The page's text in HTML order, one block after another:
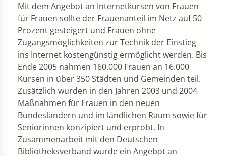
Mit dem Angebot an Internetkursen von Frauen
für Frauen sollte der Frauenanteil im Netz auf 50
Prozent gesteigert und Frauen ohne
Zugangsmöglichkeiten zur Technik der Einstieg
ins Internet kostengünstig ermöglicht werden. Bis
Ende 2005 nahmen 160.000 Frauen an 16.000
Kursen in über 350 Städten und Gemeinden teil.
Zusätzlich wurden in den Jahren 2003 und 2004
Maßnahmen für Frauen in den neuen
Bundesländern und im ländlichen Raum sowie für
Seniorinnen konzipiert und erprobt. In
Zusammenarbeit mit den Deutschen
Bibliotheksverband wurde ein Angebot an